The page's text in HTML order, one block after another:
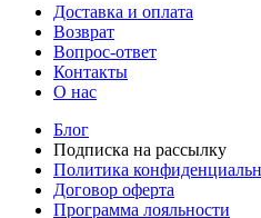
Доставка и оплата
Возврат
Вопрос-ответ
Контакты
О нас
Блог
Подписка на рассылку
Политика
Договор оферта
Программа лояльности